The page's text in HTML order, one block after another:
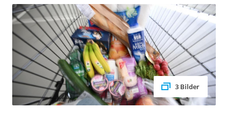
3 Bilder